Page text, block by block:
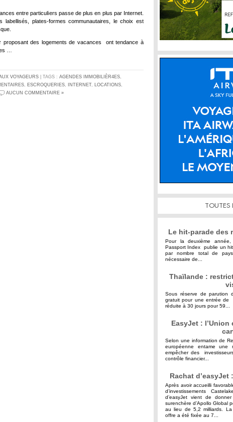
entre particuliers passe de plus en plus par Internet.
labellisés, plates-formes communautaires, le choix est
proposant des logements de vacances ont tendance à
…
VOYAGEURS | TAGS : AGENDES IMMOBILIÈR4ES,
, ESCROQUERIES, INTERNET, LOCATIONS,
AUCUN COMMENTAIRE »
TOUTES
Le hit-parade des
Pour la deuxième année,
Passport Index publie un
par nombre total de
nécessaire de...
Thaïlande :
Sous réserve de parution
gratuit pour une entrée de
réduite à 30 jours pour 59...
EasyJet : l’Union
Selon une information de
européenne entame
empêcher des
contrôle financier...
Rachat
Après avoir accueilli
d’investissements
d’easyJet vient de
surenchère d’Apollo Global
au lieu de 5,2 milliards.
offre a été fixée au 7...